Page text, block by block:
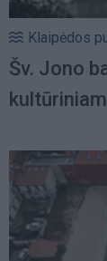
Klaipėdos
Šv. Jono